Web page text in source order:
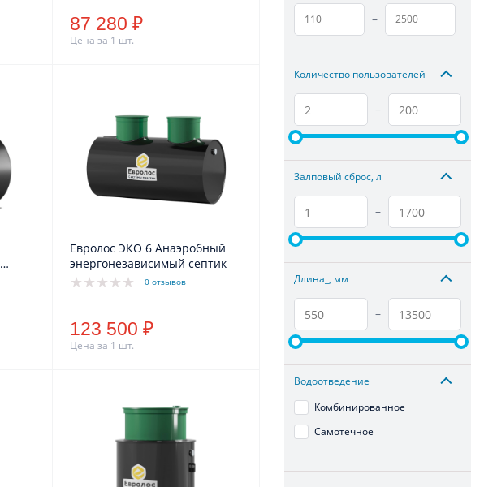
87 280 ₽
Цена за 1 шт.
Евролос ЭКО 6 Анаэробный
энергонезависимый септик
0 отзывов
123 500 ₽
Цена за 1 шт.
–
Количество пользователей
–
Залповый сброс, л
–
Длина_, мм
–
Водоотведение
Комбинированное
Самотечное